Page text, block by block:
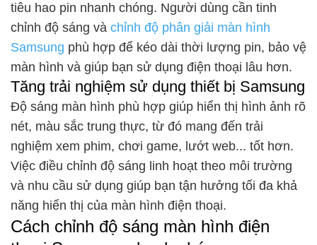
tiêu hao pin nhanh chóng. Người dùng cần tinh
chỉnh độ sáng và chỉnh độ phân giải màn hình
Samsung phù hợp để kéo dài thời lượng pin, bảo vệ
màn hình và giúp bạn sử dụng điện thoại lâu hơn.
Tăng trải nghiệm sử dụng thiết bị Samsung
Độ sáng màn hình phù hợp giúp hiển thị hình ảnh rõ
nét, màu sắc trung thực, từ đó mang đến trải
nghiệm xem phim, chơi game, lướt web... tốt hơn.
Việc điều chỉnh độ sáng linh hoạt theo môi trường
và nhu cầu sử dụng giúp bạn tận hưởng tối đa khả
năng hiển thị của màn hình điện thoại.
Cách chỉnh độ sáng màn hình điện